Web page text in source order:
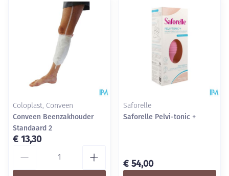
Coloplast, Conveen
Conveen Beenzakhouder
Standaard 2
€ 13,30
Saforelle
Saforelle Pelvi-tonic +
€ 54,00